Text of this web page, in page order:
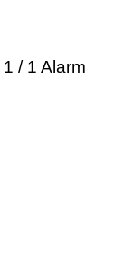
/ 1 Alarm